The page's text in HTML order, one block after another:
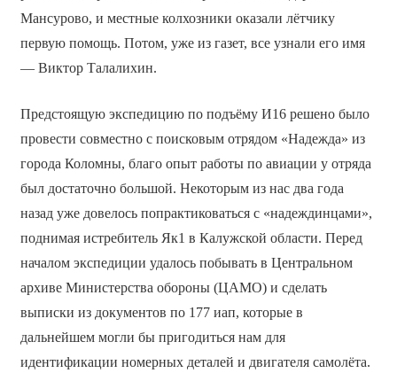
Мансурово, и местные колхозники оказали лётчику
первую помощь. Потом, уже из газет, все узнали его имя
— Виктор Талалихин.
Предстоящую экспедицию по подъёму И­16 решено было
провести совместно с поисковым отрядом «Надежда» из
города Коломны, благо опыт работы по авиации у отряда
был достаточно большой. Некоторым из нас два года
назад уже довелось попрактиковаться с «надеждинцами»,
поднимая истребитель Як­1 в Калужской области. Перед
началом экспедиции удалось побывать в Центральном
архиве Министерства обороны (ЦАМО) и сделать
выписки из документов по 177 иап, которые в
дальнейшем могли бы пригодиться нам для
идентификации номерных деталей и двигателя самолёта.